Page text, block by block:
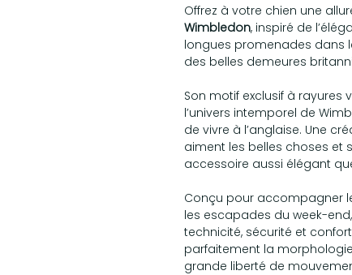
Offrez à votre chien une
Wimbledon, inspiré de
longues promenades dans
des belles demeures
Son motif exclusif à rayures
l’univers intemporel de
de vivre à l’anglaise. Une
aiment les belles choses et
accessoire aussi élégant
Conçu pour accompagner
les escapades du week-
technicité, sécurité et
parfaitement la
grande liberté de